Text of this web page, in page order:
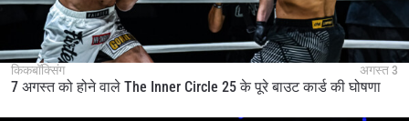
किकबॉक्सिंग अगस्त 3
7 अगस्त को होने वाले The Inner Circle 25 के पूरे बाउट कार्ड की घोषणा